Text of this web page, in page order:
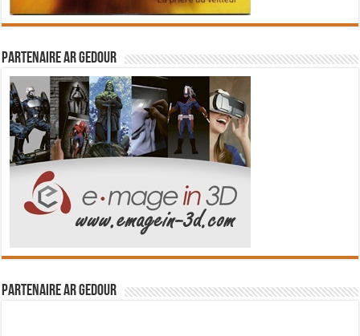
Partenaire Ar Gedour
Partenaire Ar Gedour